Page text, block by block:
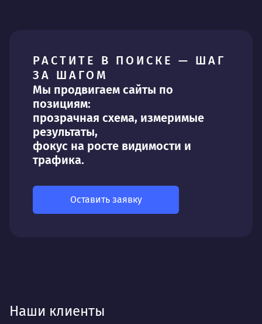
РАСТИТЕ В ПОИСКЕ — ШАГ
ЗА ШАГОМ
Мы продвигаем сайты по
позициям:
прозрачная схема, измеримые
результаты,
фокус на росте видимости и
трафика.
Оставить заявку
Наши клиенты